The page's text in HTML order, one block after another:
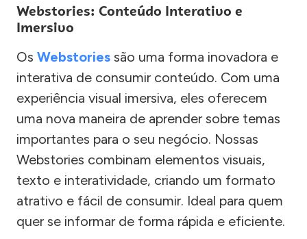
Webstories: Conteúdo Interativo e
Imersivo
Os Webstories são uma forma inovadora e
interativa de consumir conteúdo. Com uma
experiência visual imersiva, eles oferecem
uma nova maneira de aprender sobre temas
importantes para o seu negócio. Nossas
Webstories combinam elementos visuais,
texto e interatividade, criando um formato
atrativo e fácil de consumir. Ideal para quem
quer se informar de forma rápida e eficiente.